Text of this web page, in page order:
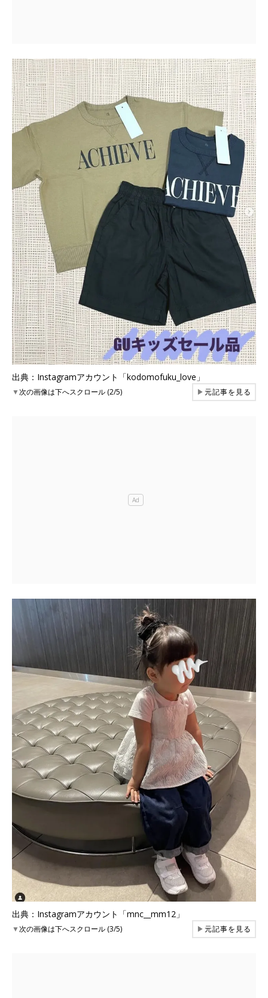
出典：Instagramアカウント「kodomofuku_love」
▼次の画像は下へスクロール (2/5) ▶元記事を見る
出典：Instagramアカウント「mnc__mm12」
▼次の画像は下へスクロール (3/5) ▶元記事を見る